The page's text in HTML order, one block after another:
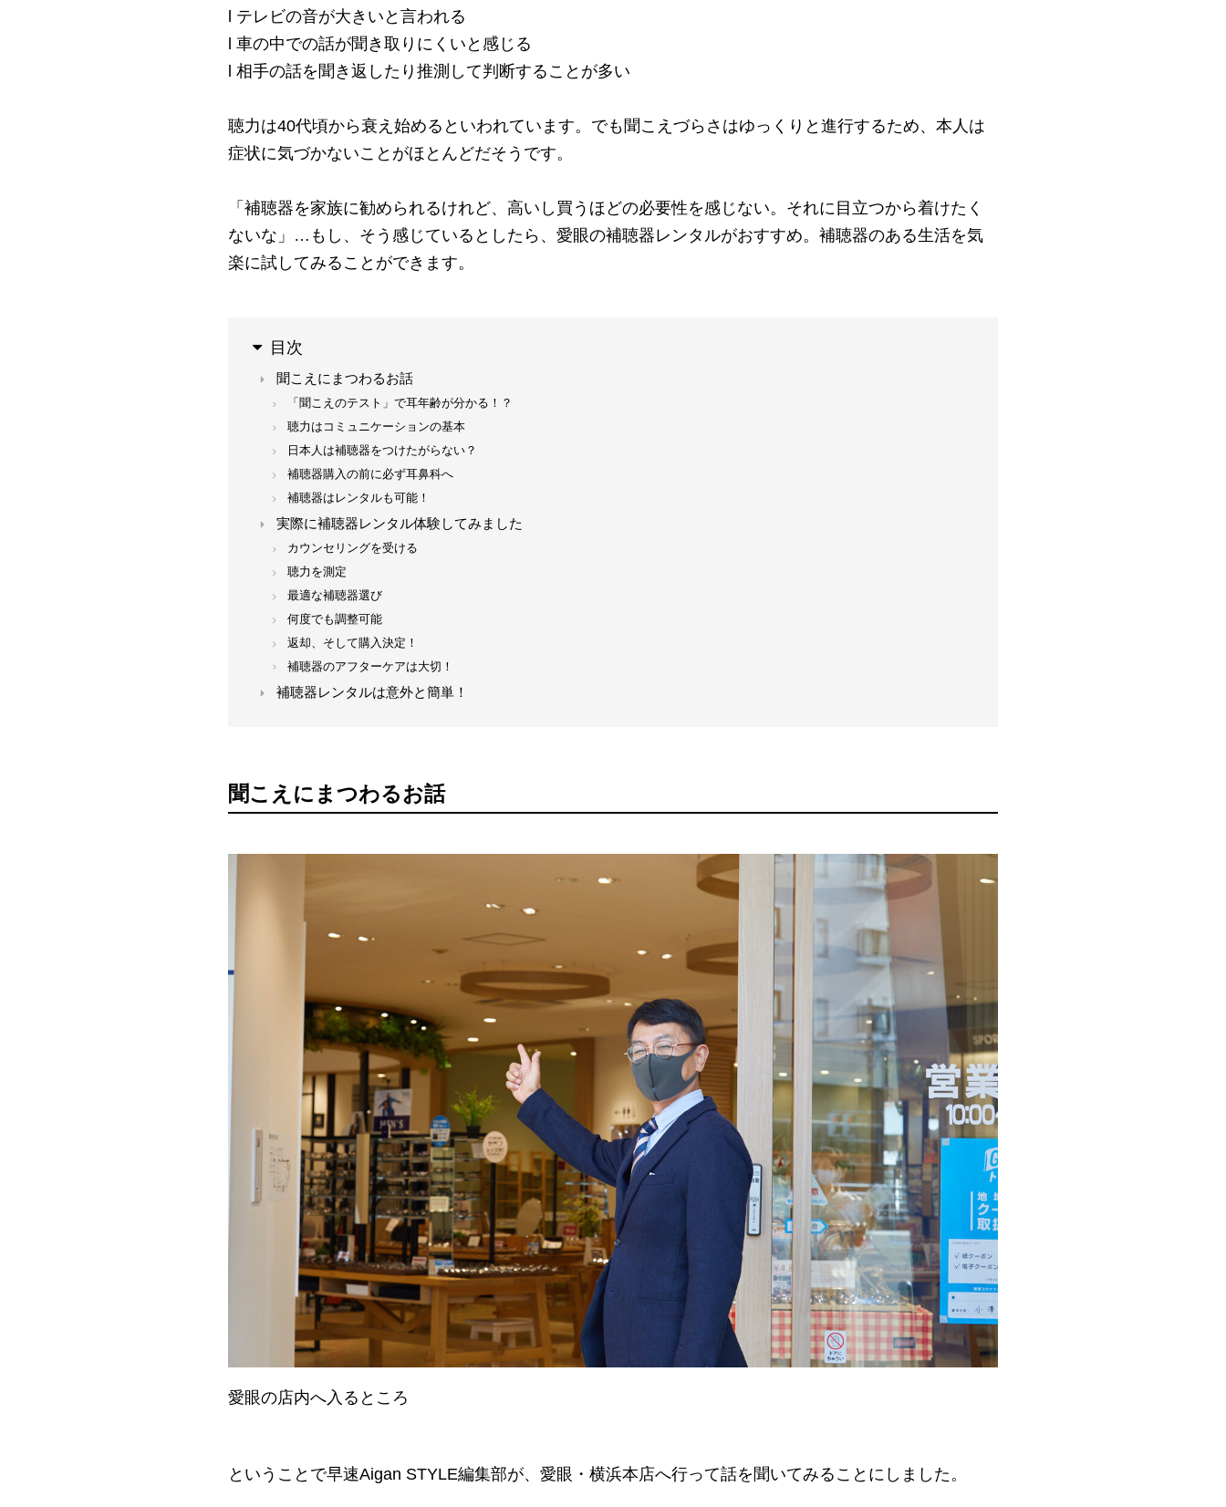
l テレビの音が大きいと言われる
l 車の中での話が聞き取りにくいと感じる
l 相手の話を聞き返したり推測して判断することが多い
聴力は40代頃から衰え始めるといわれています。でも聞こえづらさはゆっくりと進行するため、本人は
症状に気づかないことがほとんどだそうです。
「補聴器を家族に勧められるけれど、高いし買うほどの必要性を感じない。それに目立つから着けたく
ないな」…もし、そう感じているとしたら、愛眼の補聴器レンタルがおすすめ。補聴器のある生活を気
楽に試してみることができます。
目次
聞こえにまつわるお話
「聞こえのテスト」で耳年齢が分かる！？
聴力はコミュニケーションの基本
日本人は補聴器をつけたがらない？
補聴器購入の前に必ず耳鼻科へ
補聴器はレンタルも可能！
実際に補聴器レンタル体験してみました
カウンセリングを受ける
聴力を測定
最適な補聴器選び
何度でも調整可能
返却、そして購入決定！
補聴器のアフターケアは大切！
補聴器レンタルは意外と簡単！
聞こえにまつわるお話
愛眼の店内へ入るところ
ということで早速Aigan STYLE編集部が、愛眼・横浜本店へ行って話を聞いてみることにしました。